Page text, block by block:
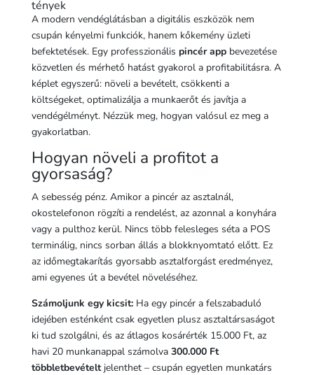
tények
A modern vendéglátásban a digitális eszközök nem
csupán kényelmi funkciók, hanem kőkemény üzleti
befektetések. Egy professzionális pincér appbevezetése
közvetlen és mérhető hatást gyakorol a profitabilitásra. A
képlet egyszerű: növeli a bevételt, csökkenti a
költségeket, optimalizálja a munkaerőt és javítja a
vendégélményt. Nézzük meg, hogyan valósul ez meg a
gyakorlatban.
Hogyan növeli a profitot a
gyorsaság?
A sebesség pénz. Amikor a pincér az asztalnál,
okostelefonon rögzíti a rendelést, az azonnal a konyhára
vagy a pulthoz kerül. Nincs több felesleges séta a POS
terminálig, nincs sorban állás a blokknyomtató előtt. Ez
az időmegtakarítás gyorsabb asztalforgást eredményez,
ami egyenes út a bevétel növeléséhez.
Számoljunk egy kicsit:Ha egy pincér a felszabaduló
idejében esténként csak egyetlen plusz asztaltársaságot
ki tud szolgálni, és az átlagos kosárérték 15.000 Ft, az
havi 20 munkanappal számolva 300.000 Ft
többletbevételtjelenthet – csupán egyetlen munkatárs